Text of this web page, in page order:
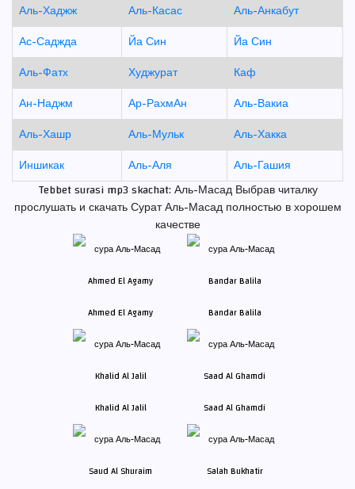
Аль-Хаджж
Аль-Касас
Аль-Анкабут
Ас-Саджда
Йа Син
Йа Син
Аль-Фатх
Худжурат
Каф
Ан-Наджм
Ар-РахмАн
Аль-Вакиа
Аль-Хашр
Аль-Мульк
Аль-Хакка
Иншикак
Аль-Аля
Аль-Гашия
Tebbet surasi mp3 skachat: Аль-Масад Выбрав читалку
прослушать и скачать Сурат Аль-Масад полностью в хорошем
качестве
Ahmed El Agamy Bandar Balila
Khalid Al Jalil Saad Al Ghamdi